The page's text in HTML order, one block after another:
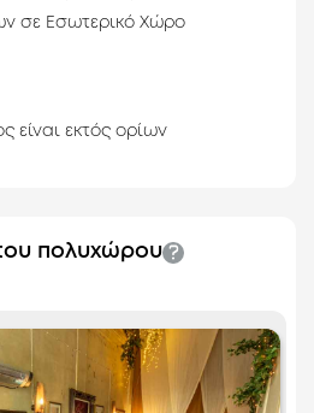
σε Εσωτερικό Χώρο
είναι εκτός ορίων
πολυχώρου